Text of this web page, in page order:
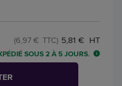
5,81 € HT
(6,97 € TTC)
SOUS 2 À 5 JOURS.